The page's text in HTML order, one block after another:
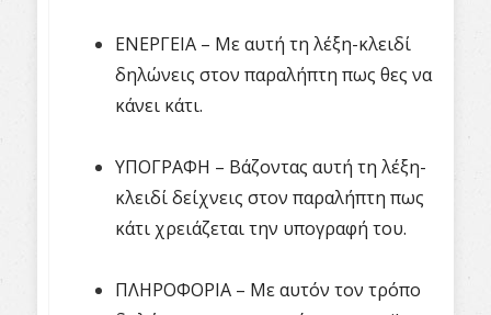
ΕΝΕΡΓΕΙΑ – Με αυτή τη λέξη-κλειδί
δηλώνεις στον παραλήπτη πως θες να
κάνει κάτι.
ΥΠΟΓΡΑΦΗ – Βάζοντας αυτή τη λέξη-
κλειδί δείχνεις στον παραλήπτη πως
κάτι χρειάζεται την υπογραφή του.
ΠΛΗΡΟΦΟΡΙΑ – Με αυτόν τον τρόπο